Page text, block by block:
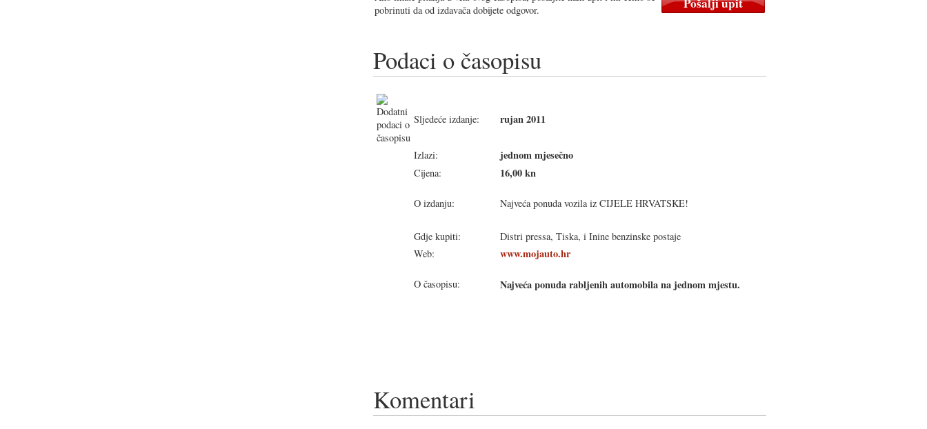
pobrinuti da od izdavača dobijete odgovor.
Podaci o časopisu
Sljedeće izdanje: rujan 2011
Izlazi: jednom mjesečno
Cijena: 16,00 kn
O izdanju: Najveća ponuda vozila iz CIJELE HRVATSKE!
Gdje kupiti:
Distri pressa, Tiska, i Inine benzinske postaje
Web:
www.mojauto.hr
O časopisu: Najveća ponuda rabljenih automobila na jednom mjestu.
Komentari